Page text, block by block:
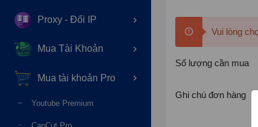
Proxy - Đổi IP
Mua Tài Khoản
Mua tài khoản Pro
Youtube Premium
Vui lòng
Số lượng cần mua
Ghi chú đơn hàng